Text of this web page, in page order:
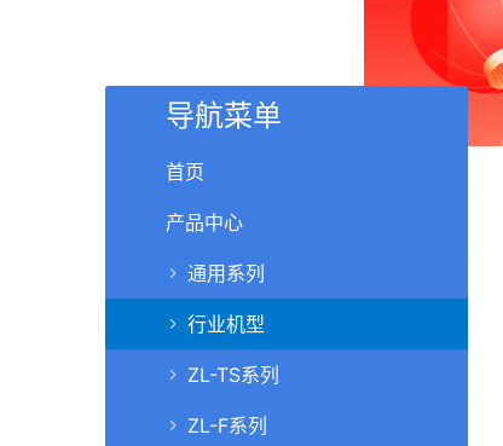
导航菜单
首页
产品中心
通用系列
行业机型
ZL-TS系列
ZL-F系列